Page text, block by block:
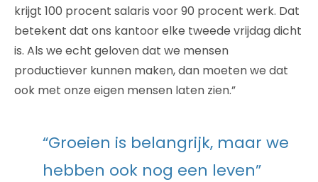
krijgt 100 procent salaris voor 90 procent werk. Dat
betekent dat ons kantoor elke tweede vrijdag dicht
is. Als we echt geloven dat we mensen
productiever kunnen maken, dan moeten we dat
ook met onze eigen mensen laten zien.”
“Groeien is belangrijk, maar we
hebben ook nog een leven”